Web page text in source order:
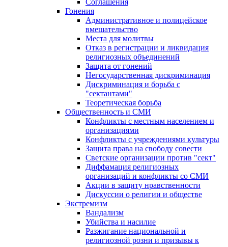
Соглашения
Гонения
Административное и полицейское
вмешательство
Места для молитвы
Отказ в регистрации и ликвидация
религиозных объединений
Защита от гонений
Негосударственная дискриминация
Дискриминация и борьба с
"сектантами"
Теоретическая борьба
Общественность и СМИ
Конфликты с местным населением и
организациями
Конфликты с учреждениями культуры
Защита права на свободу совести
Светские организации против "сект"
Диффамация религиозных
организаций и конфликты со СМИ
Акции в защиту нравственности
Дискуссии о религии и обществе
Экстремизм
Вандализм
Убийства и насилие
Разжигание национальной и
религиозной розни и призывы к